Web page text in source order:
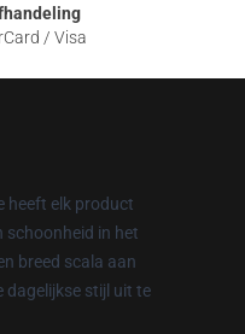
/ Visa
heeft elk product
in het
breed scala aan
dagelijkse stijl uit te